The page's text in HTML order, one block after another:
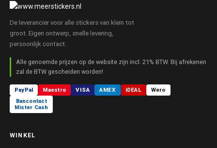
De leverancier voor alle stickers van klein tot
groot. Eigen ontwerp, snelle levering,
persoonlijk contact.
Alle genoemde prijzen op de website zijn incl. 21% BTW. Bij afrekenen
zal de BTW gescheiden worden!
PayPal Maestro VISA AMEX iDEAL Wero
Bancontact
Mister Cash
WINKEL